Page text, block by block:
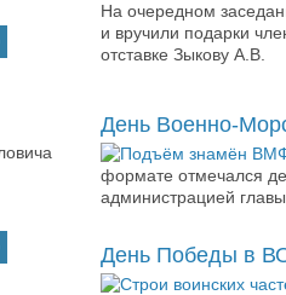
На очередном
и вручили подарки
отставке Зыкову А.В.
День Военно-
формате отмечался
администрацией
День Победы в